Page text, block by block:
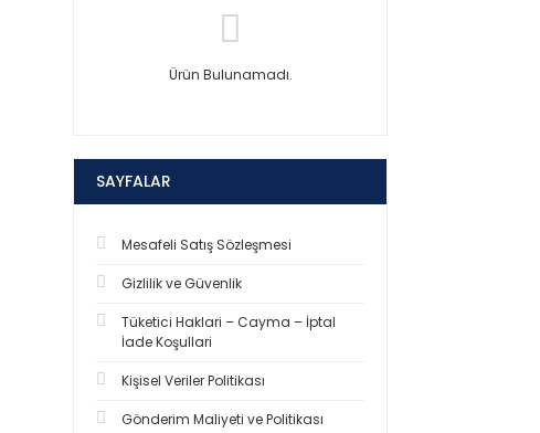
Ürün Bulunamadı.
SAYFALAR
Mesafeli Satış Sözleşmesi
Gizlilik ve Güvenlik
Tüketici Haklari – Cayma – İptal
İade Koşullari
Kişisel Veriler Politikası
Gönderim Maliyeti ve Politikası